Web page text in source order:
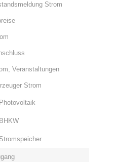
Strom
Veranstaltungen
Strom
Photovoltaik
BHKW
Stromspeicher